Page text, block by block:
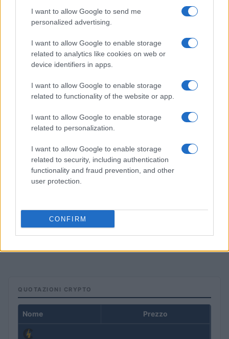
I want to allow Google to send me
personalized advertising.
I want to allow Google to enable storage
related to analytics like cookies on web or
device identifiers in apps.
I want to allow Google to enable storage
related to functionality of the website or app.
I want to allow Google to enable storage
related to personalization.
I want to allow Google to enable storage
related to security, including authentication
functionality and fraud prevention, and other
user protection.
CONFIRM
Petrolio in calo: Brent a 91,82$, ribassi a due cifre per greggio
Andrea Innocenti · 5 Ago 2026
NEWS
La macchina usata più affidabile: un investimento che esige
ponderazione
QUOTAZIONI CRYPTO
Nome Prezzo